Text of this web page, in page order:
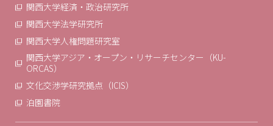
関西大学経済・政治研究所
関西大学法学研究所
関西大学人権問題研究室
関西大学アジア・オープン・リサーチセンター（KU-
ORCAS）
文化交渉学研究拠点（ICIS）
泊園書院